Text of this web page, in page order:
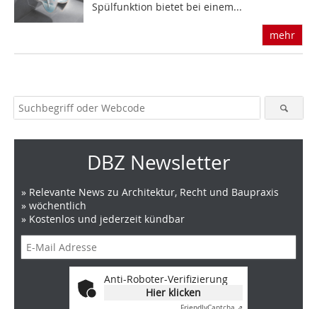
Spülfunktion bietet bei einem...
mehr
DBZ Newsletter
» Relevante News zu Architektur, Recht und Baupraxis
» wöchentlich
» Kostenlos und jederzeit kündbar
Anti-Roboter-Verifizierung
Hier klicken